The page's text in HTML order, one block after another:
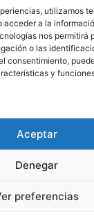
utilizamos
a la
nos permitirá
o las
consentimiento,
y
Aceptar
Denegar
preferencias
«Estoy de
activar Youtube
DE COOKIES